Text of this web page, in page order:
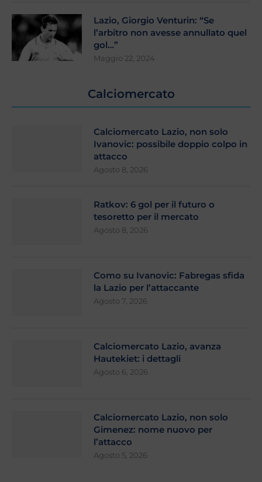
Lazio, Giorgio Venturin: “Se
l’arbitro non avesse annullato quel
gol…”
Maggio 22, 2024
Calciomercato
Calciomercato Lazio, non solo
Ivanovic: possibile doppio colpo in
attacco
Agosto 8, 2026
Ratkov: 6 gol per il futuro o
tesoretto per il mercato
Agosto 8, 2026
Como su Ivanovic: Fabregas sfida
la Lazio per l’attaccante
Agosto 7, 2026
Calciomercato Lazio, avanza
Hautekiet: i dettagli
Agosto 6, 2026
Calciomercato Lazio, non solo
Gimenez: nome nuovo per
l’attacco
Agosto 5, 2026